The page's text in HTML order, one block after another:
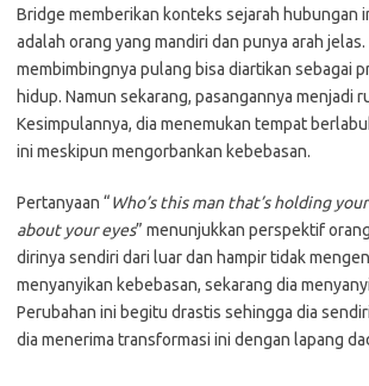
Bridge memberikan konteks sejarah hubungan
adalah orang yang mandiri dan punya arah jelas.
membimbingnya pulang bisa diartikan sebagai
hidup. Namun sekarang, pasangannya menjadi
Kesimpulannya, dia menemukan tempat
ini meskipun mengorbankan kebebasan.
Pertanyaan “Who’s this man that’s holding
about your eyes” menunjukkan perspektif
dirinya sendiri dari luar dan hampir tidak
menyanyikan kebebasan, sekarang dia
Perubahan ini begitu drastis sehingga dia
dia menerima transformasi ini dengan lapang